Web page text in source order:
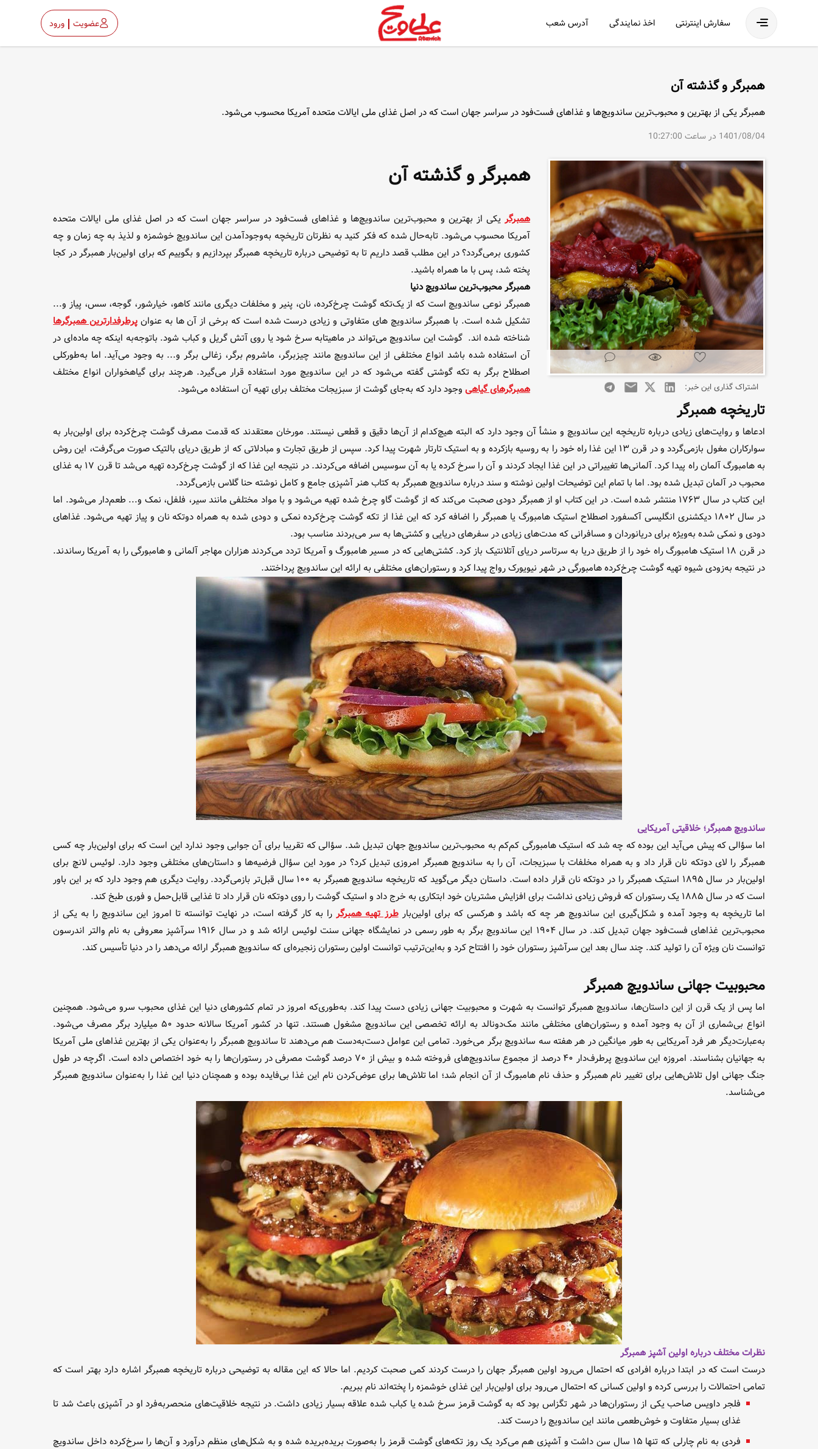
فهرست عضویت ورود سفارش اینترنتی اخذ نمایندگی آدرس شعب
همبرگر و گذشته آن
1401/08/04 در ساعت 10:27:00
همبرگر یکی از بهترین و محبوب‌ترین ساندویچ‌ها و غذا‌های فست‌فود در سراسر جهان است که در اصل غذای ملی ایالات متحده آمریکا محسوب می‌شود.
اشتراک گذاری این خبر:
همبرگر و گذشته آن
همبرگر یکی از بهترین و محبوب‌ترین ساندویچ‌ها و غذا‌های فست‌فود در سراسر جهان است که در اصل غذای ملی ایالات متحده
آمریکا محسوب می‌شود. تابه‌حال شده که فکر کنید به نظرتان تاریخچه به‌وجودآمدن این ساندویچ خوشمزه و لذیذ به چه زمان و چه
کشوری برمی‌گردد؟ در این مطلب قصد داریم تا به توضیحی درباره تاریخچه همبرگر بپردازیم و بگوییم که برای اولین‌بار همبرگر در کجا
پخته شد، پس با ما همراه باشید.
همبرگر محبوب‌ترین ساندویچ دنیا
همبرگر نوعی ساندویچ است که از یک‌تکه گوشت چرخ‌کرده، نان، پنیر و مخلفات دیگری مانند کاهو، خیارشور، گوجه، سس، پیاز و...
تشکیل شده است. با همبرگر ساندویچ های متفاوتی و زیادی درست شده است که برخی از آن ها به عنوان پرطرفدارترین همبرگرها
شناخته شده اند. گوشت این ساندویچ می‌تواند در ماهیتابه سرخ شود یا روی آتش گریل و کباب شود. باتوجه‌به اینکه چه ماده‌ای در
آن استفاده شده باشد انواع مختلفی از این ساندویچ مانند چیزبرگر، ماشروم برگر، زغالی برگر و... به وجود می‌آید. اما به‌طورکلی
اصطلاح برگر به تکه گوشتی گفته می‌شود که در این ساندویچ مورد استفاده قرار می‌گیرد. هرچند برای گیاهخواران انواع مختلف
همبرگر‌های گیاهی وجود دارد که به‌جای گوشت از سبزیجات مختلف برای تهیه آن استفاده می‌شود.
تاریخچه همبرگر
ادعا‌ها و روایت‌های زیادی درباره تاریخچه این ساندویچ و منشأ آن وجود دارد که البته هیچ‌کدام از آن‌ها دقیق و قطعی نیستند. مورخان معتقدند که قدمت مصرف گوشت چرخ‌کرده برای اولین‌بار به
سوارکاران مغول بازمی‌گردد و در قرن ۱۳ این غذا راه خود را به روسیه بازکرده و به استیک تارتار شهرت پیدا کرد. سپس از طریق تجارت و مبادلاتی که از طریق دریای بالتیک صورت می‌گرفت، این روش
به هامبورگ آلمان راه پیدا کرد. آلمانی‌ها تغییراتی در این غذا ایجاد کردند و آن را سرخ کرده یا به آن سوسیس اضافه می‌کردند. در نتیجه این غذا که از گوشت چرخ‌کرده تهیه می‌شد تا قرن ۱۷ به غذای
محبوب در آلمان تبدیل شده بود‌. اما با تمام این توضیحات اولین نوشته و سند درباره ساندویچ همبرگر به کتاب هنر آشپزی جامع و کامل نوشته حنا گلاس بازمی‌گردد.
این کتاب در سال ۱۷۶۳ منتشر شده است. در این کتاب او از همبرگر دودی صحبت می‌کند که از گوشت گاو چرخ شده تهیه می‌شود و با مواد مختلفی مانند سیر، فلفل، نمک و... طعم‌دار می‌شود. اما
در سال ۱۸۰۲ دیکشنری انگلیسی آکسفورد اصطلاح استیک هامبورگ یا همبرگر را اضافه کرد که این غذا از تکه گوشت چرخ‌کرده نمکی و دودی شده به همراه دوتکه نان و پیاز تهیه می‌شود. غذا‌های
دودی و نمکی شده به‌ویژه برای دریانوردان و مسافرانی که مدت‌های زیادی در سفر‌های دریایی و کشتی‌ها به سر می‌بردند مناسب بود.
در قرن ۱۸ استیک هامبورگ راه خود را از طریق دریا به سرتاسر دریای آتلانتیک باز کرد. کشتی‌هایی که در مسیر هامبورگ و آمریکا تردد می‌کردند هزاران مهاجر آلمانی و هامبورگی را به آمریکا رساندند.
در نتیجه به‌زودی شیوه تهیه گوشت چرخ‌کرده هامبورگی در شهر نیویورک رواج پیدا کرد و رستوران‌های مختلفی به ارائه این ساندویچ پرداختند.
ساندویچ همبرگر؛ خلاقیتی آمریکایی
اما سؤالی که پیش می‌آید این بوده که چه شد که استیک هامبورگی کم‌کم به محبوب‌ترین ساندویچ جهان تبدیل شد. سؤالی که تقریبا برای آن جوابی وجود ندارد این است که برای اولین‌بار چه کسی
همبرگر را لای دوتکه نان قرار داد و به همراه مخلفات با سبزیجات، آن را به ساندویچ همبرگر امروزی تبدیل کرد؟ در مورد این سؤال فرضیه‌ها و داستان‌های مختلفی وجود دارد. لوئیس لانچ برای
اولین‌بار در سال ۱۸۹۵ استیک همبرگر را در دوتکه نان قرار داده است. داستان دیگر می‌گوید که تاریخچه ساندویچ همبرگر به ۱۰۰ سال قبل‌تر بازمی‌گردد. روایت دیگری هم وجود دارد که بر این باور
است که در سال ۱۸۸۵ یک رستوران که فروش زیادی نداشت برای افزایش مشتریان خود ابتکاری به خرج داد و استیک گوشت را روی دوتکه نان قرار داد تا غذایی قابل‌حمل و فوری طبخ کند.
اما تاریخچه به وجود آمده و شکل‌گیری این ساندویچ هر چه که باشد و هرکسی که برای اولین‌بارطرز تهیه همبرگررا به کار گرفته است، در نهایت توانسته تا امروز این ساندویچ را به یکی از
محبوب‌ترین غذا‌های فست‌فود جهان تبدیل کند. در سال ۱۹۰۴ این ساندویچ برگر به طور رسمی در نمایشگاه جهانی سنت لوئیس ارائه شد و در سال ۱۹۱۶ سرآشپز معروفی به نام والتر اندرسون
توانست نان ویژه آن را تولید کند. چند سال بعد این سرآشپز رستوران خود را افتتاح کرد و به‌این‌ترتیب توانست اولین رستوران زنجیره‌ای که ساندویچ همبرگر ارائه می‌دهد را در دنیا تأسیس کند.
محبوبیت جهانی ساندویچ همبرگر
اما پس از یک قرن از این داستان‌ها، ساندویچ همبرگر توانست به شهرت و محبوبیت جهانی زیادی دست پیدا کند. به‌طوری‌که امروز در تمام کشور‌های دنیا این غذای محبوب سرو می‌شود. همچنین
انواع بی‌شماری از آن به وجود آمده و رستوران‌های مختلفی مانند مک‌دونالد به ارائه تخصصی این ساندویچ مشغول هستند. تنها در کشور آمریکا سالانه حدود ۵۰ میلیارد برگر مصرف می‌شود.
به‌عبارت‌دیگر هر فرد آمریکایی به طور میانگین در هر هفته سه ساندویچ برگر می‌خورد‌. تمامی این عوامل دست‌به‌دست هم می‌دهند تا ساندویچ همبرگر را به‌عنوان یکی از بهترین غذا‌های ملی آمریکا
به جهانیان بشناسند. امروزه این ساندویچ پرطرف‌دار ۴۰ درصد از مجموع ساندویچ‌های فروخته شده و بیش از ۷۰ درصد گوشت مصرفی در رستوران‌ها را به خود اختصاص داده است. اگرچه در طول
جنگ جهانی اول تلاش‌هایی برای تغییر نام همبرگر و حذف نام هامبورگ از آن انجام شد؛ اما تلاش‌ها برای عوض‌کردن نام این غذا بی‌فایده بوده و همچنان دنیا این غذا را به‌عنوان ساندویچ همبرگر
می‌شناسد.
نظرات مختلف درباره اولین آشپز همبرگر
درست است که در ابتدا درباره افرادی که احتمال می‌رود اولین همبرگر جهان را درست کردند کمی صحبت کردیم. اما حالا که این مقاله به توضیحی درباره تاریخچه همبرگر اشاره دارد بهتر است که
تمامی احتمالات را بررسی کرده و اولین کسانی که احتمال می‌رود برای اولین‌بار این غذای خوشمزه را پخته‌اند نام ببریم.
فلجر داویس صاحب یکی از رستوران‌ها در شهر تگزاس بود که به گوشت قرمز سرخ شده یا کباب شده علاقه بسیار زیادی داشت. در نتیجه خلاقیت‌های منحصربه‌فرد او در آشپزی باعث شد تا
غذای بسیار متفاوت و خوش‌طعمی مانند این ساندویچ را درست کند.
فردی به نام چارلی که تنها ۱۵ سال سن داشت و آشپزی هم می‌کرد یک روز تکه‌های گوشت قرمز را به‌صورت بریده‌بریده شده و به شکل‌های منظم درآورد و آن‌ها را سرخ‌کرده داخل ساندویچ